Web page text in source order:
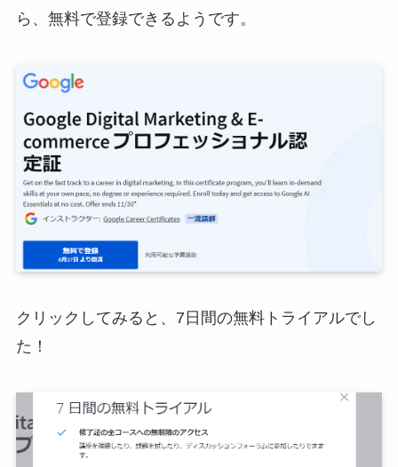
ら、無料で登録できるようです。
クリックしてみると、7日間の無料トライアルでし
た！